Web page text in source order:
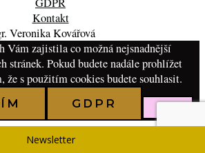
Kontakt
Veronika Kovářová
Newsletter
Vám zajistila co možná nejsnadnější
stránek. Pokud budete nadále prohlížet
že s použitím cookies budete souhlasit.
GDPR